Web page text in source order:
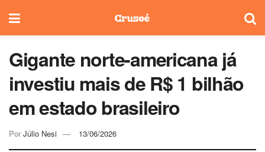
Gigante norte-americana já
investiu mais de R$ 1 bilhão
em estado brasileiro
Por Júlio Nesi 13/06/2026